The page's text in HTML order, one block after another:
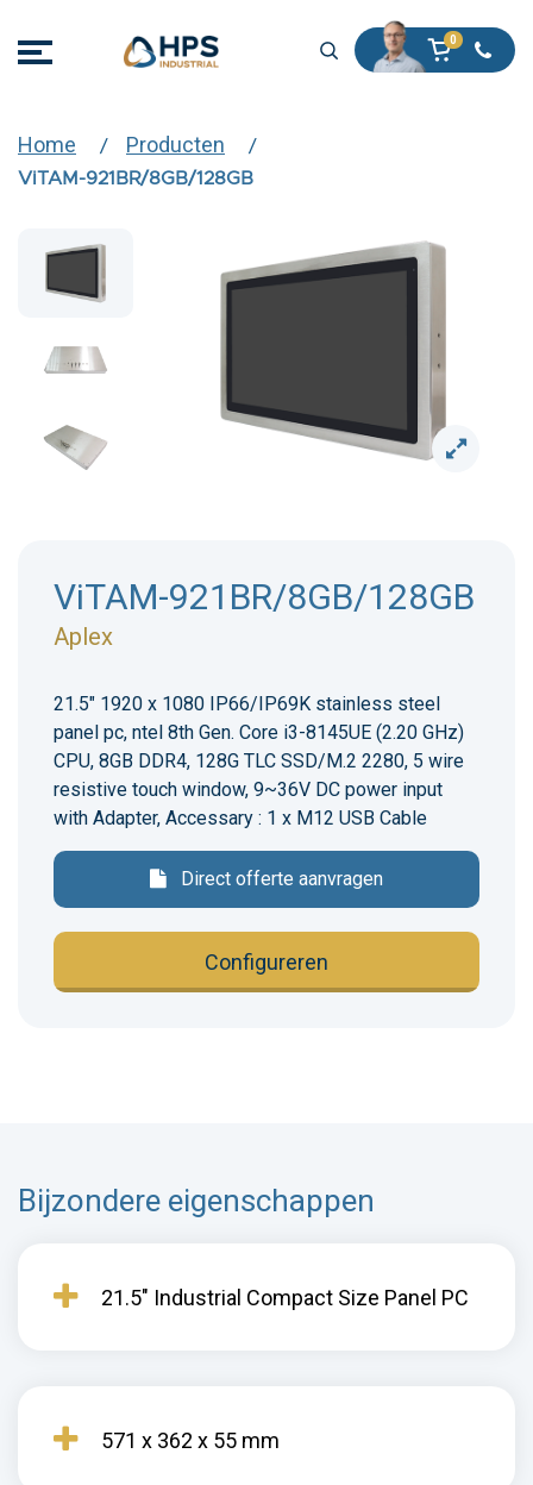
Home Producten
ViTAM-921BR/8GB/128GB
ViTAM-921BR/8GB/128GB
Aplex
21.5" 1920 x 1080 IP66/IP69K stainless steel
panel pc, ntel 8th Gen. Core i3-8145UE (2.20 GHz)
CPU, 8GB DDR4, 128G TLC SSD/M.2 2280, 5 wire
resistive touch window, 9~36V DC power input
with Adapter, Accessary : 1 x M12 USB Cable
Direct offerte aanvragen
Configureren
Bijzondere eigenschappen
21.5" Industrial Compact Size Panel PC
571 x 362 x 55 mm